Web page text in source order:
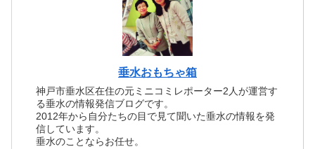
垂水おもちゃ箱
神戸市垂水区在住の元ミニコミレポーター2人が運営す
る垂水の情報発信ブログです。
2012年から自分たちの目で見て聞いた垂水の情報を発
信しています。
垂水のことならお任せ。